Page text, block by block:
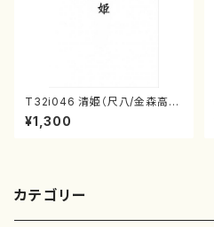
T32i046 清姫（尺八/金森高
山/楽譜）都山流公刊楽譜曲番：
45
¥1,300
カテゴリー